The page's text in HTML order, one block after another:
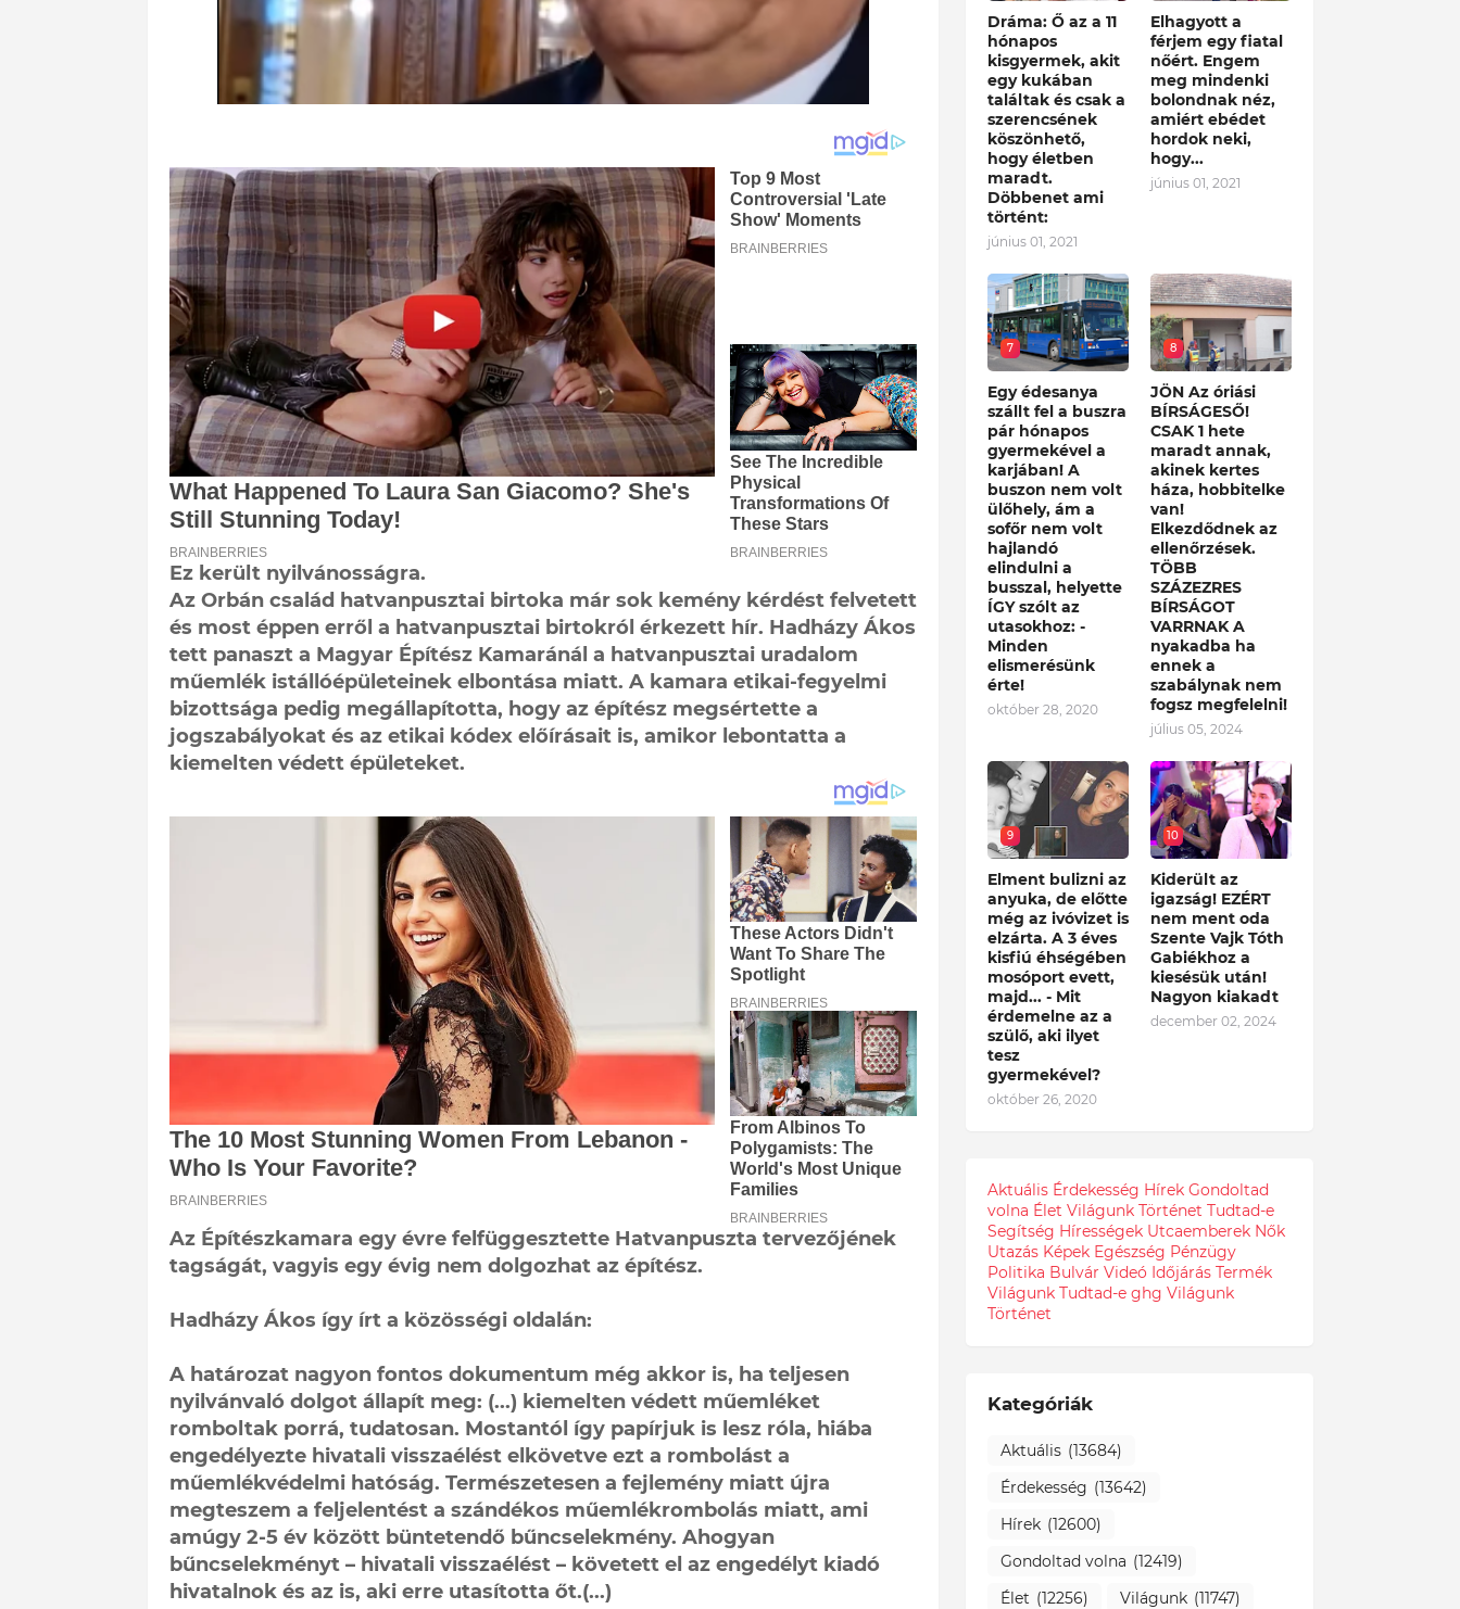
Ez került nyilvánosságra.
Az Orbán család hatvanpusztai birtoka már sok kemény kérdést felvetett
és most éppen erről a hatvanpusztai birtokról érkezett hír. Hadházy Ákos
tett panaszt a Magyar Építész Kamaránál a hatvanpusztai uradalom
műemlék istállóépületeinek elbontása miatt. A kamara etikai-fegyelmi
bizottsága pedig megállapította, hogy az építész megsértette a
jogszabályokat és az etikai kódex előírásait is, amikor lebontatta a
kiemelten védett épületeket.
Az Építészkamara egy évre felfüggesztette Hatvanpuszta tervezőjének
tagságát, vagyis egy évig nem dolgozhat az építész.
Hadházy Ákos így írt a közösségi oldalán:
A határozat nagyon fontos dokumentum még akkor is, ha teljesen
nyilvánvaló dolgot állapít meg: (...) kiemelten védett műemléket
romboltak porrá, tudatosan. Mostantól így papírjuk is lesz róla, hiába
engedélyezte hivatali visszaélést elkövetve ezt a rombolást a
műemlékvédelmi hatóság. Természetesen a fejlemény miatt újra
megteszem a feljelentést a szándékos műemlékrombolás miatt, ami
amúgy 2-5 év között büntetendő bűncselekmény. Ahogyan
bűncselekményt – hivatali visszaélést – követett el az engedélyt kiadó
hivatalnok és az is, aki erre utasította őt.(...)
Dráma: Ő az a 11
hónapos
kisgyermek, akit
egy kukában
találtak és csak a
szerencsének
köszönhető,
hogy életben
maradt.
Döbbenet ami
történt:
június 01, 2021
Elhagyott a
férjem egy fiatal
nőért. Engem
meg mindenki
bolondnak néz,
amiért ebédet
hordok neki,
hogy...
június 01, 2021
7
Egy édesanya
szállt fel a buszra
pár hónapos
gyermekével a
karjában! A
buszon nem volt
ülőhely, ám a
sofőr nem volt
hajlandó
elindulni a
busszal, helyette
ÍGY szólt az
utasokhoz: -
Minden
elismerésünk
érte!
október 28, 2020
8
JÖN Az óriási
BÍRSÁGESŐ!
CSAK 1 hete
maradt annak,
akinek kertes
háza, hobbitelke
van!
Elkezdődnek az
ellenőrzések.
TÖBB
SZÁZEZRES
BÍRSÁGOT
VARRNAK A
nyakadba ha
ennek a
szabálynak nem
fogsz megfelelni!
július 05, 2024
9
Elment bulizni az
anyuka, de előtte
még az ivóvizet is
elzárta. A 3 éves
kisfiú éhségében
mosóport evett,
majd... - Mit
érdemelne az a
szülő, aki ilyet
tesz
gyermekével?
október 26, 2020
10
Kiderült az
igazság! EZÉRT
nem ment oda
Szente Vajk Tóth
Gabiékhoz a
kiesésük után!
Nagyon kiakadt
december 02, 2024
Aktuális Érdekesség Hírek Gondoltad
volna Élet Világunk Történet Tudtad-e
Segítség Hírességek Utcaemberek Nők
Utazás Képek Egészség Pénzügy
Politika Bulvár Videó Időjárás Termék
Világunk Tudtad-e ghg Világunk
Történet
Kategóriák
Aktuális (13684)
Érdekesség (13642)
Hírek (12600)
Gondoltad volna (12419)
Élet (12256) Világunk (11747)